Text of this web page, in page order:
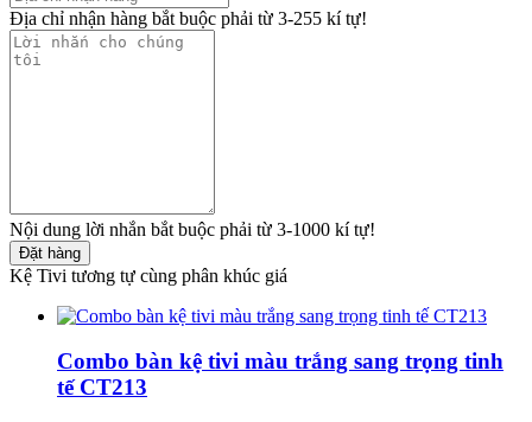
Địa chỉ nhận hàng bắt buộc phải từ 3-255 kí tự!
Nội dung lời nhắn bắt buộc phải từ 3-1000 kí tự!
Đặt hàng
Kệ Tivi tương tự cùng phân khúc giá
Combo bàn kệ tivi màu trắng sang trọng tinh
tế CT213